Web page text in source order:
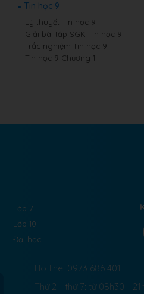
Tin học 9
Lý thuyết Tin học 9
Giải bài tập SGK Tin học 9
Trắc nghiệm Tin học 9
Tin học 9 Chương 1
Lớp 7
Lớp 10
Đại học
Hotline: 0973 686 401
Thứ 2 - thứ 7: từ 08h30 -